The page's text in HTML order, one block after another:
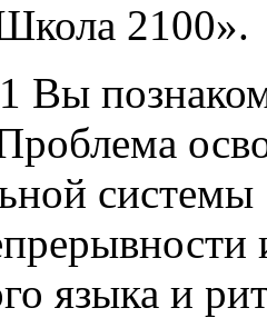
2100».
Вы
языка и